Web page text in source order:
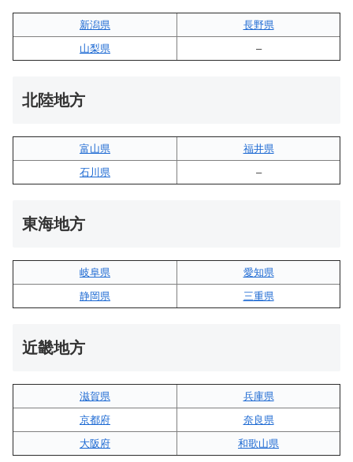
新潟県
長野県
山梨県
–
北陸地方
富山県
福井県
石川県
–
東海地方
岐阜県
愛知県
静岡県
三重県
近畿地方
滋賀県
兵庫県
京都府
奈良県
大阪府
和歌山県